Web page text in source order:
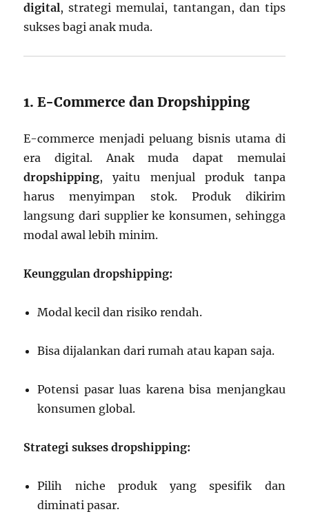
digital, strategi memulai, tantangan, dan tips
sukses bagi anak muda.
1. E-Commerce dan Dropshipping
E-commerce menjadi peluang bisnis utama di
era digital. Anak muda dapat memulai
dropshipping, yaitu menjual produk tanpa
harus menyimpan stok. Produk dikirim
langsung dari supplier ke konsumen, sehingga
modal awal lebih minim.
Keunggulan dropshipping:
Modal kecil dan risiko rendah.
Bisa dijalankan dari rumah atau kapan saja.
Potensi pasar luas karena bisa menjangkau
konsumen global.
Strategi sukses dropshipping:
Pilih niche produk yang spesifik dan
diminati pasar.